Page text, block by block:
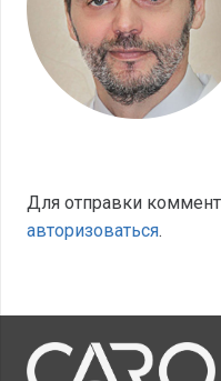
Для отправки
авторизоваться.